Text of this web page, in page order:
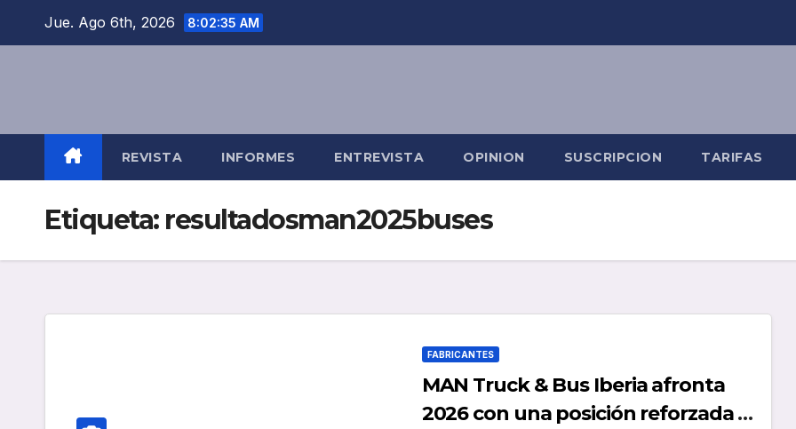
Jue. Ago 6th, 2026 8:02:35 AM
REVISTA INFORMES ENTREVISTA OPINION SUSCRIPCION TARIFAS
Etiqueta: resultadosman2025buses
FABRICANTES
MAN Truck & Bus Iberia afronta
2026 con una posición reforzada y